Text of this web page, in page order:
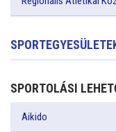
SPORTOLÁSI
Aikido